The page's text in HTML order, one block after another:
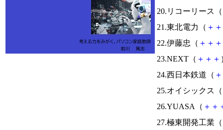
20.リコーリース（
21.東北電力（ ＋ ＋
22.伊藤忠（ ＋ ＋ ＋
23.NEXT（ ＋ ＋ ＋
24.西日本鉄道（ ＋
25.オイシックス（
26.YUASA（ ＋ ＋
27.極東開発工業（